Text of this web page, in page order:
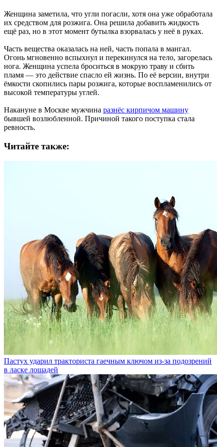
Женщина заметила, что угли погасли, хотя она уже обработала
их средством для розжига. Она решила добавить жидкость
ещё раз, но в этот момент бутылка взорвалась у неё в руках.
Часть вещества оказалась на ней, часть попала в мангал.
Огонь мгновенно вспыхнул и перекинулся на тело, загорелась
нога. Женщина успела броситься в мокрую траву и сбить
пламя — это действие спасло ей жизнь. По её версии, внутри
ёмкости скопились пары розжига, которые воспламенились от
высокой температуры углей.
Накануне в Москве мужчина разнёс кирпичом машину
бывшей возлюбленной. Причиной такого поступка стала
ревность.
Читайте также:
Пастух ударил тракториста гаечным ключом из-за подозрений
в ласке лошадей